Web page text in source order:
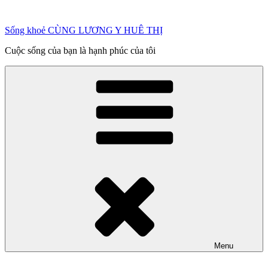
phần
dung
Sống khoẻ CÙNG LƯƠNG Y HUÊ THỊ
Cuộc sống của bạn là hạnh phúc của tôi
Menu